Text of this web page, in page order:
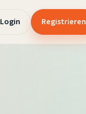
Login Registrieren